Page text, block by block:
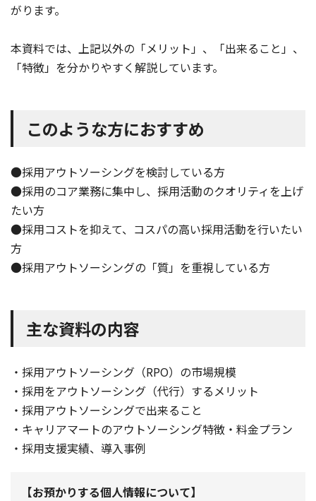
がります。
本資料では、上記以外の「メリット」、「出来ること」、
「特徴」を分かりやすく解説しています。
このような方におすすめ
●採用アウトソーシングを検討している方
●採用のコア業務に集中し、採用活動のクオリティを上げ
たい方
●採用コストを抑えて、コスパの高い採用活動を行いたい
方
●採用アウトソーシングの「質」を重視している方
主な資料の内容
・採用アウトソーシング（RPO）の市場規模
・採用をアウトソーシング（代行）するメリット
・採用アウトソーシングで出来ること
・キャリアマートのアウトソーシング特徴・料金プラン
・採用支援実績、導入事例
【お預かりする個人情報について】